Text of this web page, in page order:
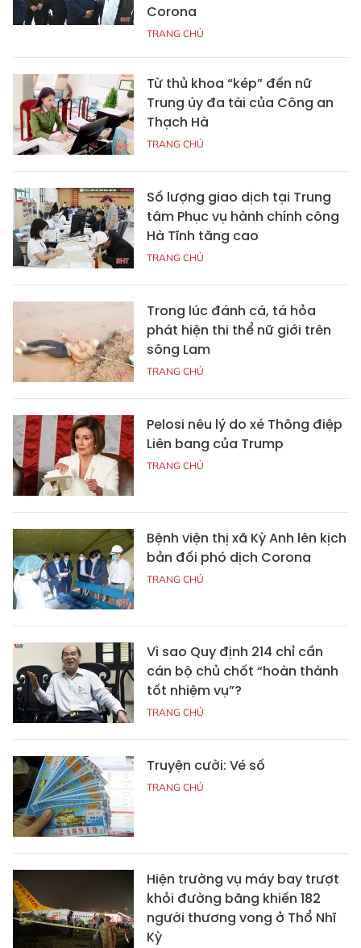
Corona
TRANG CHỦ
Từ thủ khoa “kép” đến nữ
Trung úy đa tài của Công an
Thạch Hà
TRANG CHỦ
Số lượng giao dịch tại Trung
tâm Phục vụ hành chính công
Hà Tĩnh tăng cao
TRANG CHỦ
Trong lúc đánh cá, tá hỏa
phát hiện thi thể nữ giới trên
sông Lam
TRANG CHỦ
Pelosi nêu lý do xé Thông điệp
Liên bang của Trump
TRANG CHỦ
Bệnh viện thị xã Kỳ Anh lên kịch
bản đối phó dịch Corona
TRANG CHỦ
Vì sao Quy định 214 chỉ cần
cán bộ chủ chốt “hoàn thành
tốt nhiệm vụ”?
TRANG CHỦ
Truyện cười: Vé số
TRANG CHỦ
Hiện trường vụ máy bay trượt
khỏi đường băng khiến 182
người thương vong ở Thổ Nhĩ
Kỳ